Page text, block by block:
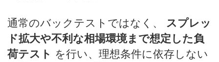
通常のバックテストではなく、 スプレッ
ド拡大や不利な相場環境まで想定した負
荷テスト を行い、理想条件に依存しない